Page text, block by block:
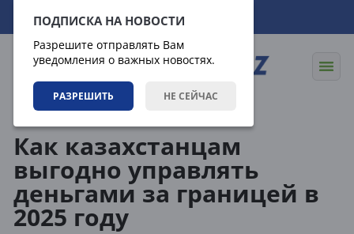
ПОДПИСКА НА НОВОСТИ
Разрешите отправлять Вам
уведомления о важных новостях.
РАЗРЕШИТЬ НЕ СЕЙЧАС
07.08.2026 11:00:42
Как казахстанцам
выгодно управлять
деньгами за границей в
2025 году